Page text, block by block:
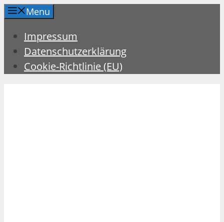
Zum
springen
Menu
Impressum
Datenschutzerklärung
Cookie-Richtlinie (EU)